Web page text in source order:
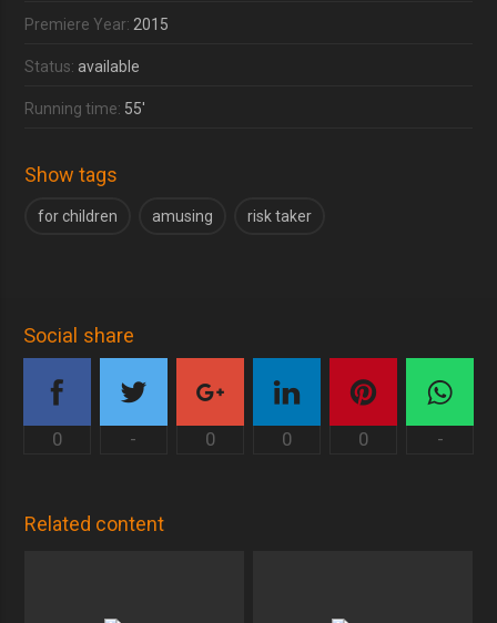
Premiere Year: 2015
Status: available
Running time: 55'
Show tags
for children amusing risk taker
Social share
0 - 0 0 0 -
Related content